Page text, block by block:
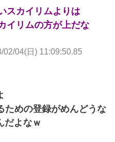
スカイリムよりは
イリムの方が上だな
02/04(日) 11:09:50.85
ための登録がめんどうな
よなｗ